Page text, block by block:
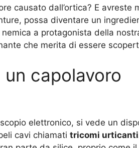
causato dall’ortica? E avreste
possa diventare un
a protagonista della
che merita di essere
capolavoro
elettronico, si vede un
cavi chiamati tricomi urticanti